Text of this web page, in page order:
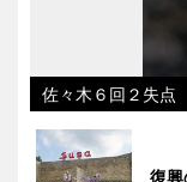
佐々木６回２失
復